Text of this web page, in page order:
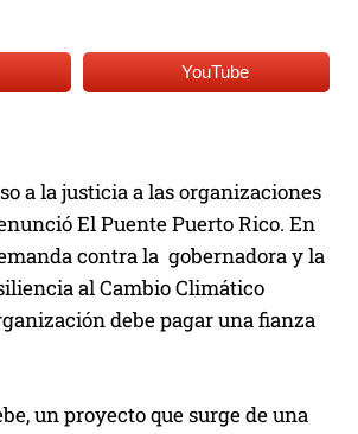
YouTube
a la justicia a las organizaciones
El Puente Puerto Rico. En
contra la gobernadora y la
al Cambio Climático
debe pagar una fianza
un proyecto que surge de una